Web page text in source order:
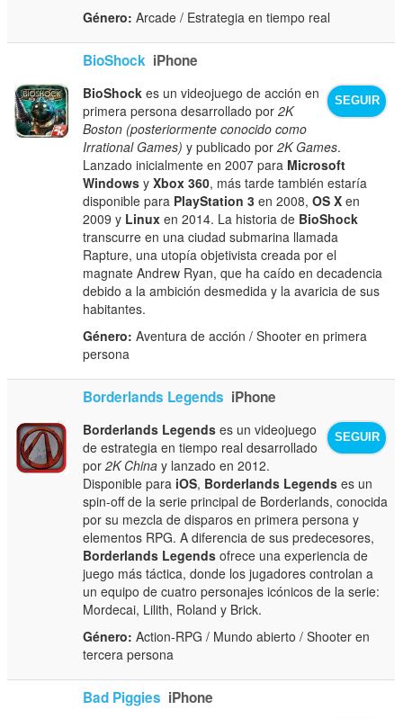
Género: Arcade / Estrategia en tiempo real
BioShock iPhone
SEGUIR
BioShock es un videojuego de acción en
primera persona desarrollado por2K
Boston (posteriormente conocido como
Irrational Games) y publicado por2K Games.
Lanzado inicialmente en 2007 para Microsoft
Windows yXbox 360, más tarde también estaría
disponible para PlayStation 3 en 2008,OS X en
2009 y Linux en 2014. La historia de BioShock
transcurre en una ciudad submarina llamada
Rapture, una utopía objetivista creada por el
magnate Andrew Ryan, que ha caído en decadencia
debido a la ambición desmedida y la avaricia de sus
habitantes.
Género: Aventura de acción / Shooter en primera
persona
Borderlands Legends iPhone
SEGUIR
Borderlands Legends es un videojuego
de estrategia en tiempo real desarrollado
por2K China y lanzado en 2012.
Disponible para iOS, Borderlands Legends es un
spin-off de la serie principal de Borderlands, conocida
por su mezcla de disparos en primera persona y
elementos RPG. A diferencia de sus predecesores,
Borderlands Legends ofrece una experiencia de
juego más táctica, donde los jugadores controlan a
un equipo de cuatro personajes icónicos de la serie:
Mordecai, Lilith, Roland y Brick.
Género: Action-RPG / Mundo abierto / Shooter en
tercera persona
Bad Piggies iPhone